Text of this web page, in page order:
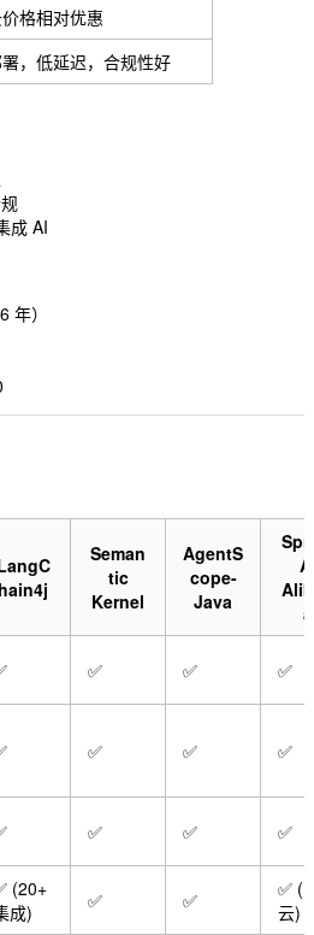
格相对优惠
，低延迟，合规性好
成 AI
年）
hain4j
Seman
tic
Kernel
AgentS
cope-
Java
a
✅ ✅ ✅
✅ ✅ ✅
✅ ✅ ✅
(20+
成)
✅ ✅
✅ (
云)